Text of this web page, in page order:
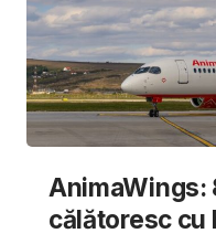
AnimaWings:
călătoresc cu